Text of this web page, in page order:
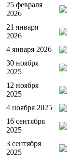
25 февраля
2026
21 января
2026
4 января 2026
30 ноября
2025
12 ноября
2025
4 ноября 2025
16 сентября
2025
3 сентября
2025